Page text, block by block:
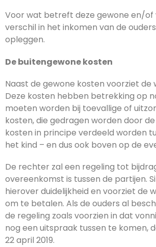
Voor wat betreft deze gewone en/of
verschil in het inkomen van de
opleggen.
De buitengewone kosten
Naast de gewone kosten voorziet
Deze kosten hebben betrekking op
moeten worden bij toevallige of
kosten, die gedragen worden door
kosten in principe verdeeld worden
het kind – en dus ook boven op de
De rechter zal een regeling tot
overeenkomst is tussen de partijen.
hierover duidelijkheid en voorziet de
om te betalen. Als de ouders al
de regeling zoals voorzien in dat
nog een uitspraak tussen te komen,
22 april 2019.